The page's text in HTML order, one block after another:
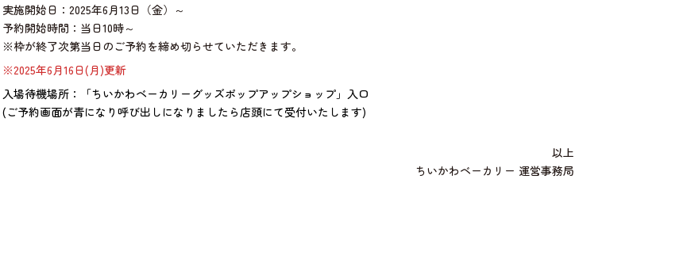
実施開始日：2025年6月13日（金）～
予約開始時間：当日10時～
※枠が終了次第当日のご予約を締め切らせていただきます。
※2025年6月16日(月)更新
入場待機場所：「ちいかわベーカリーグッズポップアップショップ」入口
(ご予約画面が青になり呼び出しになりましたら店頭にて受付いたします)
以上
ちいかわベーカリー 運営事務局